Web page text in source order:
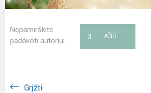
Nepamirškite
padėkoti autoriui
AČIŪ
3
Grįžti